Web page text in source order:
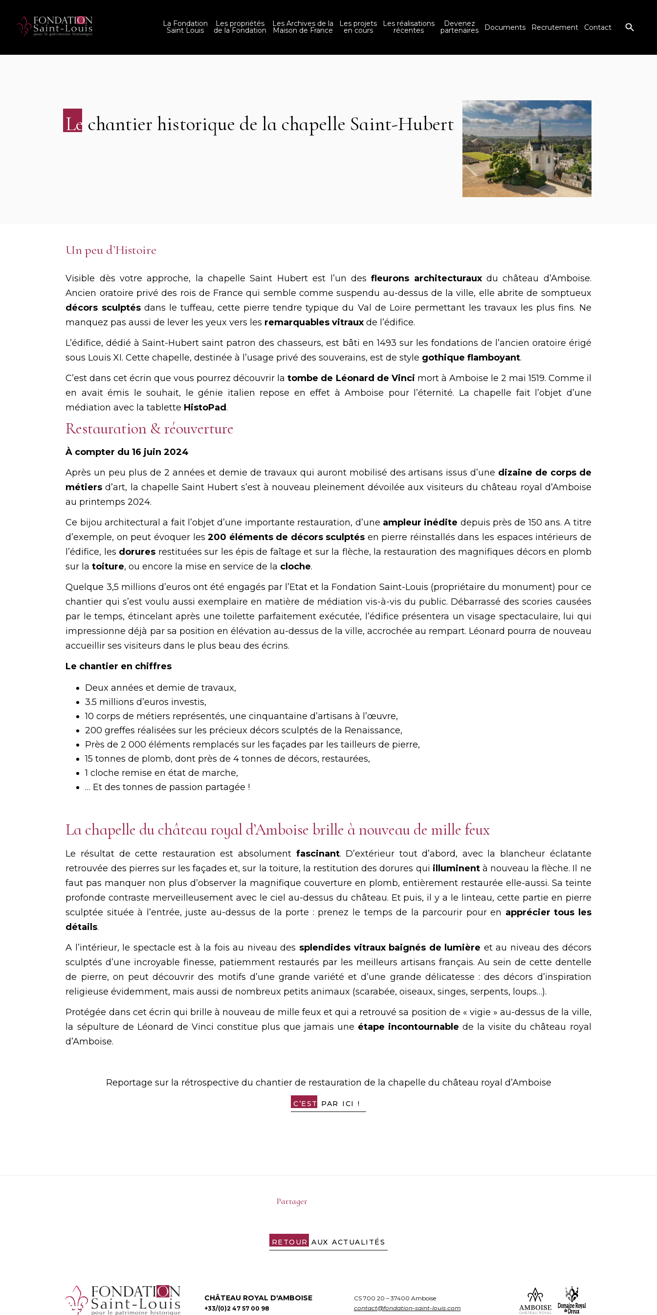
La Fondation
Saint Louis
Les propriétés
de la Fondation
Les Archives de la
Maison de France
Les projets
en cours
Les réalisations
récentes
Devenez
partenaires Documents Recrutement Contact
Le chantier historique de la chapelle Saint-Hubert
Un peu d’Histoire
Visible dès votre approche, la chapelle Saint Hubert est l’un desfleurons architecturauxdu château d’Amboise.
Ancien oratoire privé des rois de France qui semble comme suspendu au-dessus de la ville, elle abrite de somptueux
décors sculptésdans le tuffeau, cette pierre tendre typique du Val de Loire permettant les travaux les plus fins. Ne
manquez pas aussi de lever les yeux vers les remarquables vitraux de l’édifice.
L’édifice, dédié à Saint-Hubert saint patron des chasseurs, est bâti en 1493 sur les fondations de l’ancien oratoire érigé
sous Louis XI. Cette chapelle, destinée à l’usage privé des souverains, est de style gothique flamboyant.
C’est dans cet écrin que vous pourrez découvrir latombe de Léonard de Vinci mort à Amboise le 2 mai 1519. Comme il
en avait émis le souhait, le génie italien repose en effet à Amboise pour l’éternité. La chapelle fait l’objet d’une
médiation avec la tablette HistoPad.
Restauration & réouverture
À compter du 16 juin 2024
Après un peu plus de 2 années et demie de travaux qui auront mobilisé des artisans issus d’une dizaine de corps de
métiers d’art, la chapelle Saint Hubert s’est à nouveau pleinement dévoilée aux visiteurs du château royal d’Amboise
au printemps 2024.
Ce bijou architectural a fait l’objet d’une importante restauration, d’une ampleur inédite depuis près de 150 ans. A titre
d’exemple, on peut évoquer les200 éléments de décors sculptés en pierre réinstallés dans les espaces intérieurs de
l’édifice, les dorures restituées sur les épis de faîtage et sur la flèche, la restauration des magnifiques décors en plomb
sur latoiture, ou encore la mise en service de la cloche.
Quelque 3,5 millions d’euros ont été engagés par l’Etat et la Fondation Saint-Louis (propriétaire du monument) pour ce
chantier qui s’est voulu aussi exemplaire en matière de médiation vis-à-vis du public. Débarrassé des scories causées
par le temps, étincelant après une toilette parfaitement exécutée, l’édifice présentera un visage spectaculaire, lui qui
impressionne déjà par sa position en élévation au-dessus de la ville, accrochée au rempart. Léonard pourra de nouveau
accueillir ses visiteurs dans le plus beau des écrins.
Le chantier en chiffres
Deux années et demie de travaux,
3.5 millions d’euros investis,
10 corps de métiers représentés, une cinquantaine d’artisans à l’œuvre,
200 greffes réalisées sur les précieux décors sculptés de la Renaissance,
Près de 2 000 éléments remplacés sur les façades par les tailleurs de pierre,
15 tonnes de plomb, dont près de 4 tonnes de décors, restaurées,
1 cloche remise en état de marche,
… Et des tonnes de passion partagée !
La chapelle du château royal d’Amboise brille à nouveau de mille feux
Le résultat de cette restauration est absolument fascinant. D’extérieur tout d’abord, avec la blancheur éclatante
retrouvée des pierres sur les façades et, sur la toiture, la restitution des dorures qui illuminentà nouveau la flèche. Il ne
faut pas manquer non plus d’observer la magnifique couverture en plomb, entièrement restaurée elle-aussi. Sa teinte
profonde contraste merveilleusement avec le ciel au-dessus du château. Et puis, il y a le linteau, cette partie en pierre
sculptée située à l’entrée, juste au-dessus de la porte : prenez le temps de la parcourir pour en apprécier tous les
détails.
A l’intérieur, le spectacle est à la fois au niveau des splendides vitraux baignés de lumière et au niveau des décors
sculptés d’une incroyable finesse, patiemment restaurés par les meilleurs artisans français. Au sein de cette dentelle
de pierre, on peut découvrir des motifs d’une grande variété et d’une grande délicatesse : des décors d’inspiration
religieuse évidemment, mais aussi de nombreux petits animaux (scarabée, oiseaux, singes, serpents, loups…).
Protégée dans cet écrin qui brille à nouveau de mille feux et qui a retrouvé sa position de « vigie » au-dessus de la ville,
la sépulture de Léonard de Vinci constitue plus que jamais une étape incontournable de la visite du château royal
d’Amboise.
Reportage sur la rétrospective du chantier de restauration de la chapelle du château royal d’Amboise
C’EST PAR ICI !
Partager
RETOUR AUX ACTUALITÉS
CHÂTEAU ROYAL D'AMBOISE
+33/(0)2 47 57 00 98
CS 700 20 – 37400 Amboise
contact@fondation-saint-louis.com